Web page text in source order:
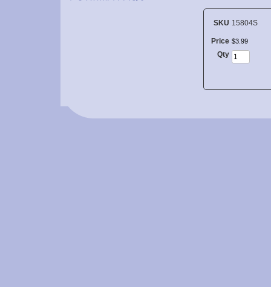
SKU 15804S
Price $3 99
Qty